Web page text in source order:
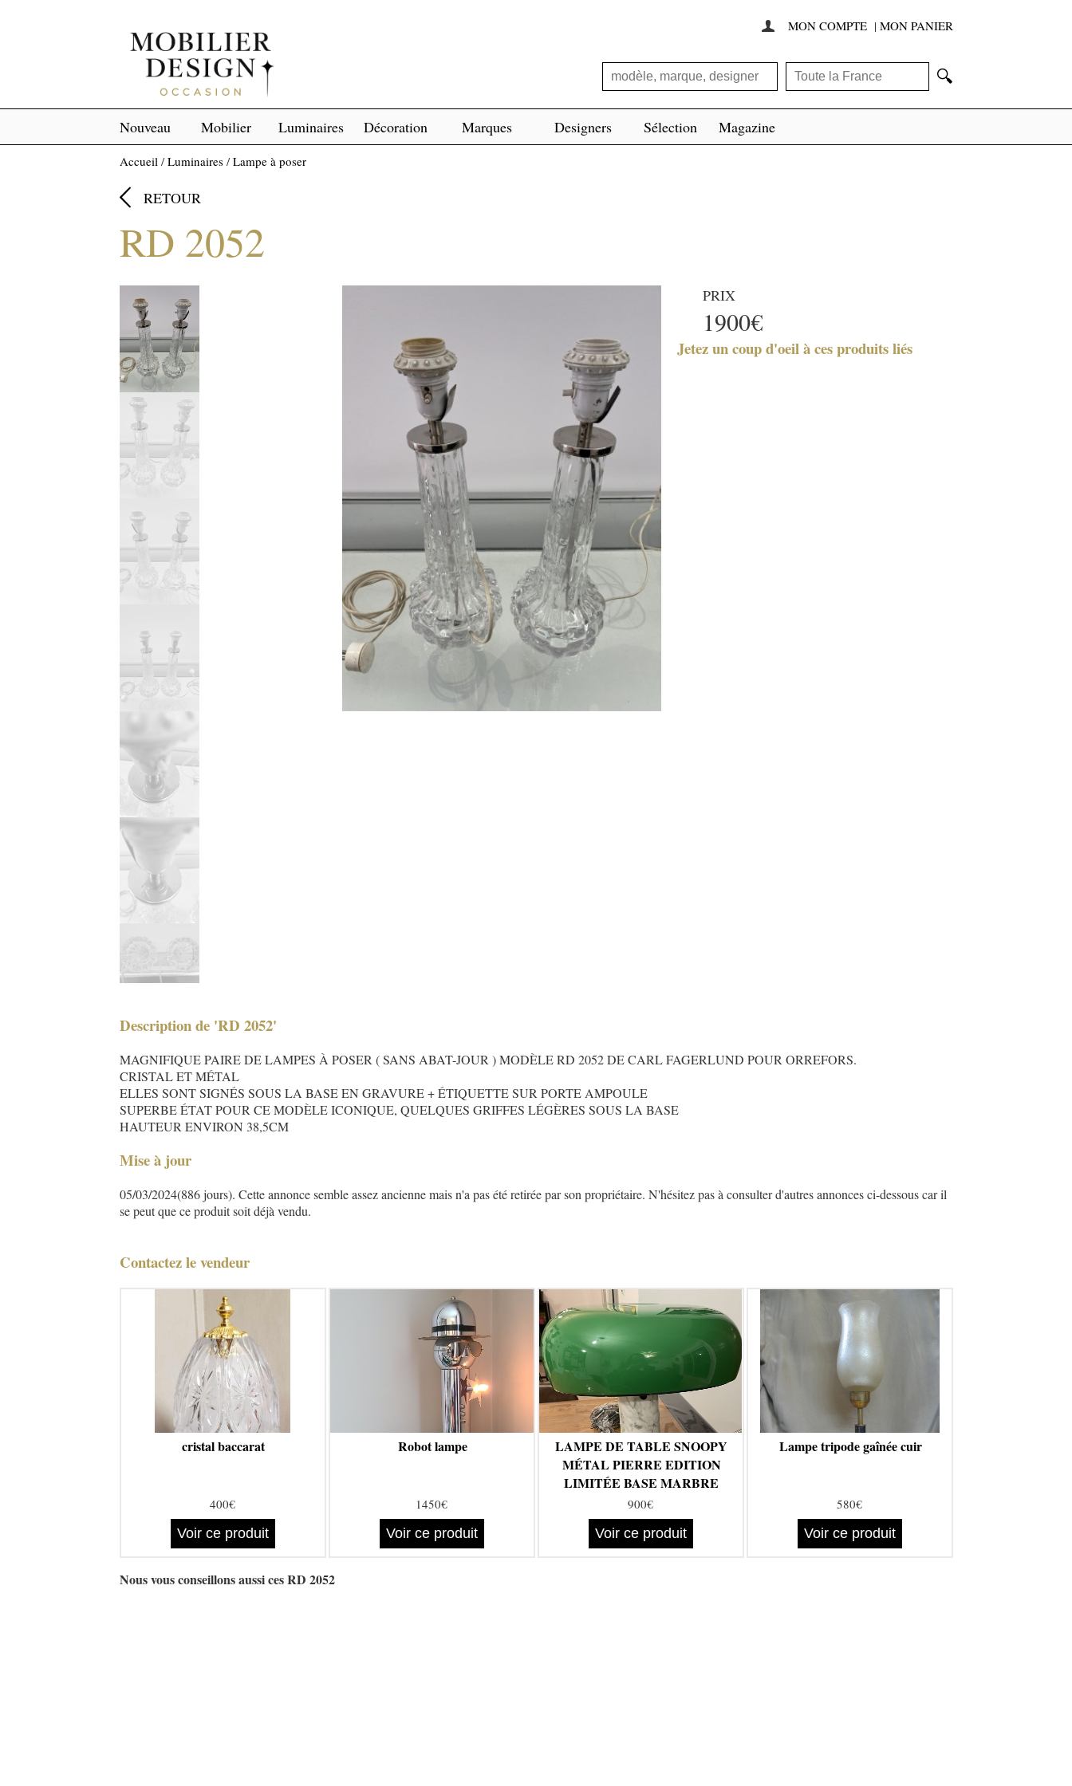
 MON COMPTE | MON PANIER
🔍
Nouveau Mobilier Luminaires Décoration Marques Designers Sélection Magazine
Accueil/Luminaires/Lampe à poser
 RETOUR
RD 2052
PRIX
1900€
Description de 'RD 2052'
MAGNIFIQUE PAIRE DE LAMPES À POSER ( SANS ABAT-JOUR ) MODÈLE RD 2052 DE CARL FAGERLUND POUR ORREFORS.
CRISTAL ET MÉTAL
ELLES SONT SIGNÉS SOUS LA BASE EN GRAVURE + ÉTIQUETTE SUR PORTE AMPOULE
SUPERBE ÉTAT POUR CE MODÈLE ICONIQUE, QUELQUES GRIFFES LÉGÈRES SOUS LA BASE
HAUTEUR ENVIRON 38,5CM
Mise à jour
05/03/2024(886 jours). Cette annonce semble assez ancienne mais n'a pas été retirée par son propriétaire. N'hésitez pas à consulter d'autres annonces ci-dessous car il
se peut que ce produit soit déjà vendu.
Contactez le vendeur
Jetez un coup d'oeil à ces produits liés
cristal baccarat
400€
Voir ce produit
Robot lampe
1450€
Voir ce produit
LAMPE DE TABLE SNOOPY
MÉTAL PIERRE EDITION
LIMITÉE BASE MARBRE
CASTIGLIONI, 1967 FLOS
900€
Voir ce produit
Lampe tripode gaînée cuir
580€
Voir ce produit
Nous vous conseillons aussi ces RD 2052